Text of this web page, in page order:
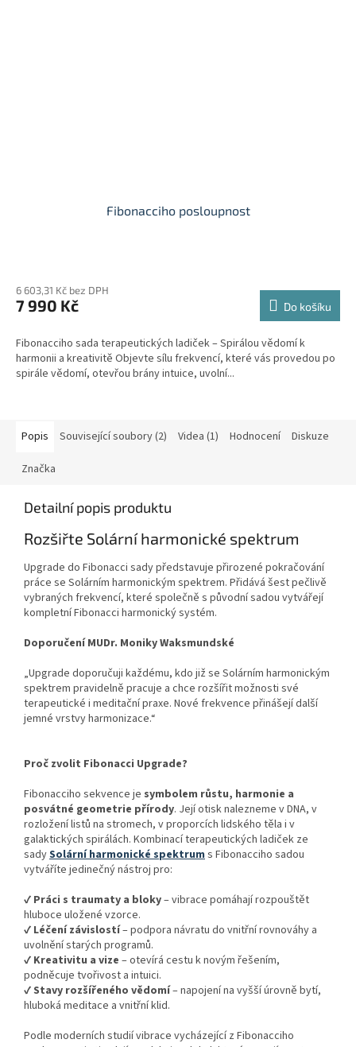
Fibonacciho posloupnost
6 603,31 Kč bez DPH
7 990 Kč Do košíku
Fibonacciho sada terapeutických ladiček – Spirálou vědomí k
harmonii a kreativitě Objevte sílu frekvencí, které vás provedou po
spirále vědomí, otevřou brány intuice, uvolní...
Popis Související soubory (2) Videa (1) Hodnocení Diskuze
Značka
Detailní popis produktu
Rozšiřte Solární harmonické spektrum
Upgrade do Fibonacci sady představuje přirozené pokračování
práce se Solárním harmonickým spektrem. Přidává šest pečlivě
vybraných frekvencí, které společně s původní sadou vytvářejí
kompletní Fibonacci harmonický systém.
Doporučení MUDr. Moniky Waksmundské
„Upgrade doporučuji každému, kdo již se Solárním harmonickým
spektrem pravidelně pracuje a chce rozšířit možnosti své
terapeutické i meditační praxe. Nové frekvence přinášejí další
jemné vrstvy harmonizace.“
Proč zvolit Fibonacci Upgrade?
Fibonacciho sekvence je symbolem růstu, harmonie a
posvátné geometrie přírody. Její otisk nalezneme v DNA, v
rozložení listů na stromech, v proporcích lidského těla i v
galaktických spirálách. Kombinací terapeutických ladiček ze
sadySolární harmonické spektrum s Fibonacciho sadou
vytváříte jedinečný nástroj pro:
✔ Práci s traumaty a bloky– vibrace pomáhají rozpouštět
hluboce uložené vzorce.
✔ Léčení závislostí– podpora návratu do vnitřní rovnováhy a
uvolnění starých programů.
✔ Kreativitu a vize – otevírá cestu k novým řešením,
podněcuje tvořivost a intuici.
✔Stavy rozšířeného vědomí– napojení na vyšší úrovně bytí,
hluboká meditace a vnitřní klid.
Podle moderních studií vibrace vycházející z Fibonacciho